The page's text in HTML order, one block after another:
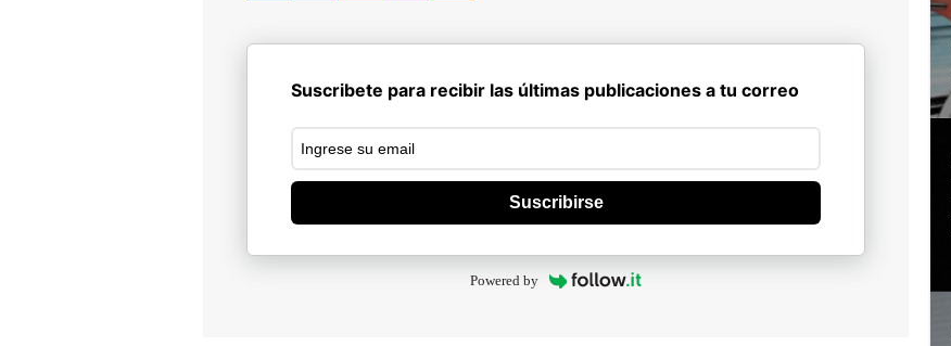
Suscribete para recibir las últimas publicaciones a tu correo
Suscribirse
Powered by